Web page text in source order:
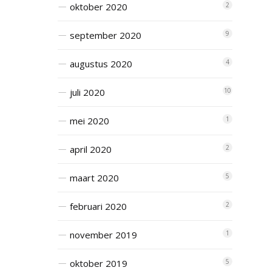
oktober 2020 2
september 2020 9
augustus 2020 4
juli 2020 10
mei 2020 1
april 2020 2
maart 2020 5
februari 2020 2
november 2019 1
oktober 2019 5